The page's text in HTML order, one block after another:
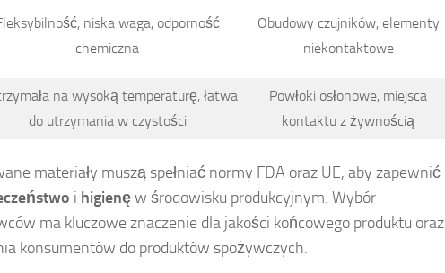
niska waga, odporność
chemiczna
Obudowy czujników, elementy
niekontaktowe
na wysoką temperaturę, łatwa
do utrzymania w czystości
Powłoki osłonowe, miejsca
kontaktu z żywnością
materiały muszą spełniać normy FDA oraz UE, aby zapewnić
i higienęw środowisku produkcyjnym. Wybór
ma kluczowe znaczenie dla jakości końcowego produktu oraz
konsumentów do produktów spożywczych.